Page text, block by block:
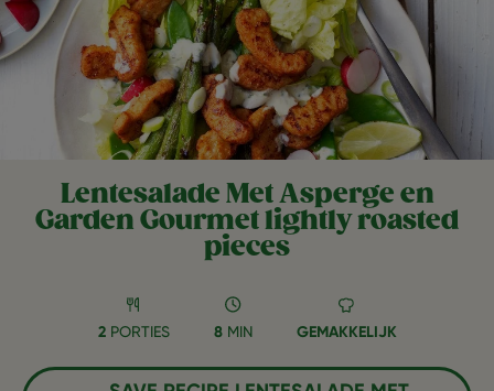
Lentesalade Met Asperge en
Garden Gourmet lightly roasted
pieces
2 PORTIES 8 MIN GEMAKKELIJK